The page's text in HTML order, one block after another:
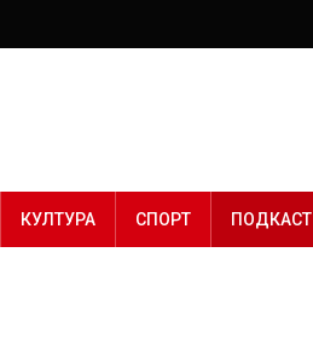
КУЛТУРА СПОРТ ПОДКАСТ